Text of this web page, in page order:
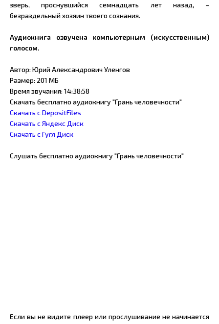
зверь, проснувшийся семнадцать лет назад, –
безраздельный хозяин твоего сознания.
Аудиокнига озвучена компьютерным (искусственным)
голосом.
Автор: Юрий Александрович Уленгов
Размер: 201 МБ
Время звучания: 14:38:58
Скачать бесплатно аудиокнигу "Грань человечности"
Скачать с DepositFiles
Скачать с Яндекс Диск
Скачать с Гугл Диск
Слушать бесплатно аудиокнигу "Грань человечности"
Если вы не видите плеер или прослушивание не начинается